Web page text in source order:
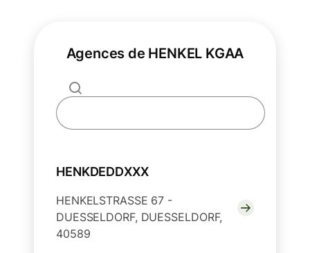
Agences de HENKEL KGAA
HENKDEDDXXX
HENKELSTRASSE 67 -
DUESSELDORF, DUESSELDORF,
40589